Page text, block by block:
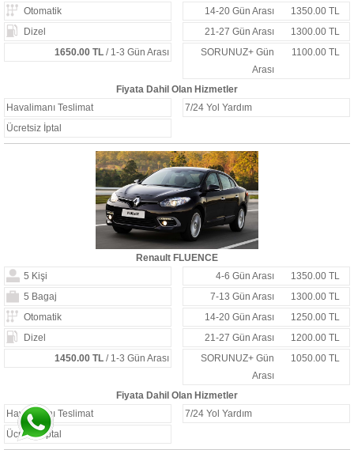
Otomatik
14-20 Gün Arası
1350.00 TL
Dizel
21-27 Gün Arası
1300.00 TL
1650.00 TL/ 1-3 Gün Arası
SORUNUZ+ Gün
Arası
1100.00 TL
Fiyata Dahil Olan Hizmetler
Havalimanı Teslimat
7/24 Yol Yardım
Ücretsiz İptal
Renault FLUENCE
5 Kişi
4-6 Gün Arası
1350.00 TL
5 Bagaj
7-13 Gün Arası
1300.00 TL
Otomatik
14-20 Gün Arası
1250.00 TL
Dizel
21-27 Gün Arası
1200.00 TL
1450.00 TL/ 1-3 Gün Arası
SORUNUZ+ Gün
Arası
1050.00 TL
Fiyata Dahil Olan Hizmetler
Havalimanı Teslimat
7/24 Yol Yardım
Ücretsiz İptal